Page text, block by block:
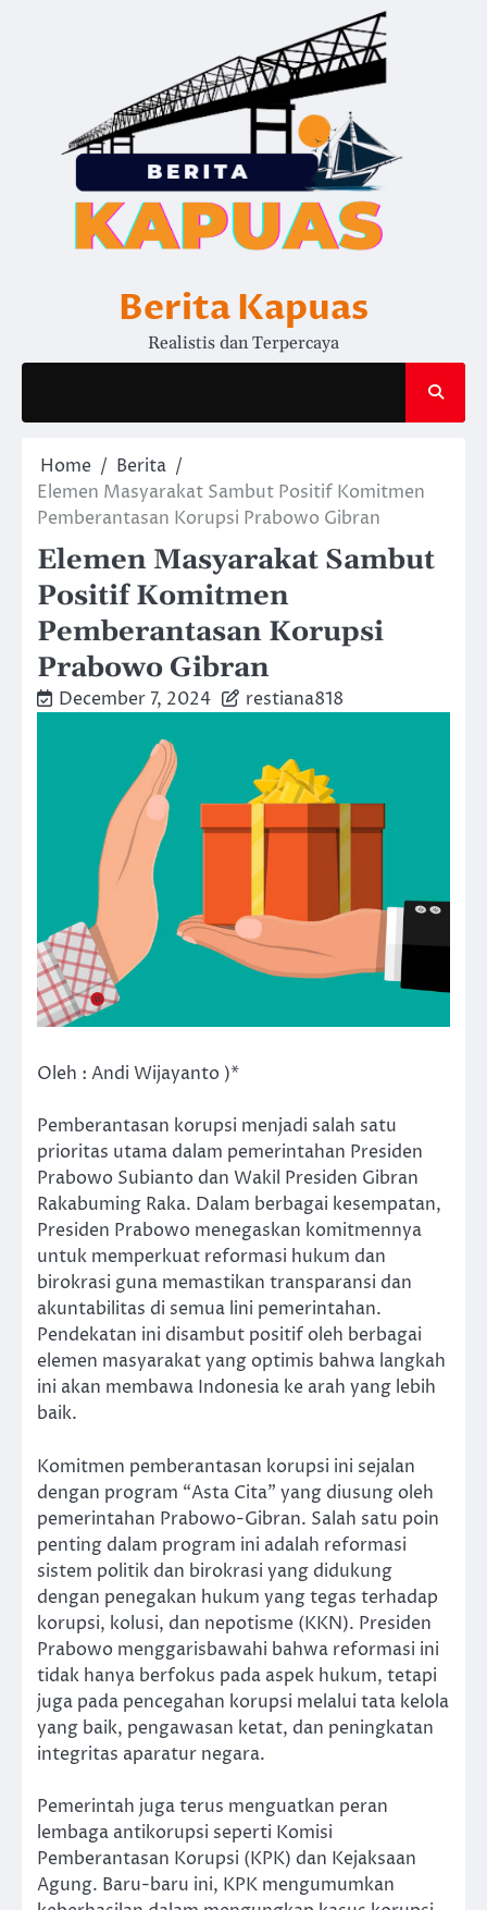
Berita Kapuas
Realistis dan Terpercaya
Home
Berita
Elemen Masyarakat Sambut Positif Komitmen
Pemberantasan Korupsi Prabowo Gibran
Elemen Masyarakat Sambut
Positif Komitmen
Pemberantasan Korupsi
Prabowo Gibran
December 7, 2024 restiana818
Oleh : Andi Wijayanto )*
Pemberantasan korupsi menjadi salah satu
prioritas utama dalam pemerintahan Presiden
Prabowo Subianto dan Wakil Presiden Gibran
Rakabuming Raka. Dalam berbagai kesempatan,
Presiden Prabowo menegaskan komitmennya
untuk memperkuat reformasi hukum dan
birokrasi guna memastikan transparansi dan
akuntabilitas di semua lini pemerintahan.
Pendekatan ini disambut positif oleh berbagai
elemen masyarakat yang optimis bahwa langkah
ini akan membawa Indonesia ke arah yang lebih
baik.
Komitmen pemberantasan korupsi ini sejalan
dengan program “Asta Cita” yang diusung oleh
pemerintahan Prabowo-Gibran. Salah satu poin
penting dalam program ini adalah reformasi
sistem politik dan birokrasi yang didukung
dengan penegakan hukum yang tegas terhadap
korupsi, kolusi, dan nepotisme (KKN). Presiden
Prabowo menggarisbawahi bahwa reformasi ini
tidak hanya berfokus pada aspek hukum, tetapi
juga pada pencegahan korupsi melalui tata kelola
yang baik, pengawasan ketat, dan peningkatan
integritas aparatur negara.
Pemerintah juga terus menguatkan peran
lembaga antikorupsi seperti Komisi
Pemberantasan Korupsi (KPK) dan Kejaksaan
Agung. Baru-baru ini, KPK mengumumkan